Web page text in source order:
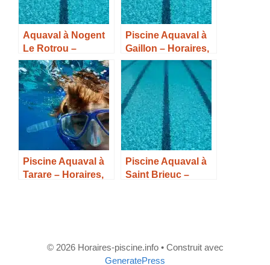
Aquaval à Nogent
Le Rotrou –
Horaires, Tarifs et
Infos –
Piscine Aquaval à
Gaillon – Horaires,
Tarifs et Infos –
Piscine Aquaval à
Tarare – Horaires,
Piscine Aquaval à
Saint Brieuc –
© 2026 Horaires-piscine.info• Construit avec
GeneratePress